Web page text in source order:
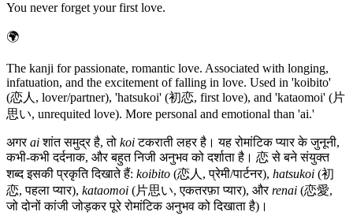
You never forget your first love.
🌍
The kanji for passionate, romantic love. Associated with longing,
infatuation, and the excitement of falling in love. Used in 'koibito'
(恋人, lover/partner), 'hatsukoi' (初恋, first love), and 'kataomoi' (片
思い, unrequited love). More personal and emotional than 'ai.'
अगरaiशांत समुद्र है, तो koiटकराती लहर है। यह रोमांटिक प्यार के जुनूनी,
कभी-कभी दर्दनाक, और बहुत निजी अनुभव को दर्शाता है। 恋 से बने संयुक्त
शब्द इसकी प्रकृति दिखाते हैं: koibito (恋人, प्रेमी/पार्टनर), hatsukoi (初
恋, पहला प्यार), kataomoi (片思い, एकतरफ़ा प्यार), औरrenai (恋愛,
जो दोनों कांजी जोड़कर पूरे रोमांटिक अनुभव को दिखाता है)।